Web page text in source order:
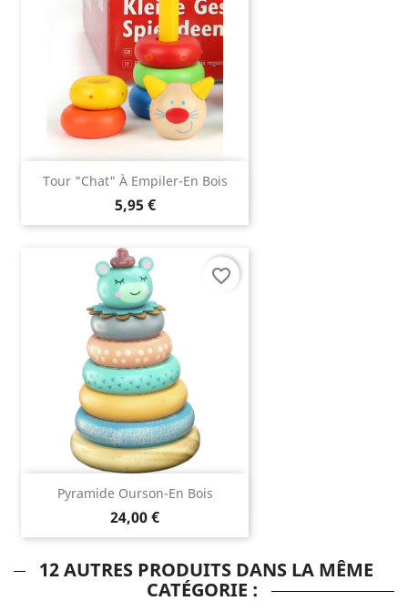
Tour "Chat" À Empiler-En Bois
5,95 €
Pyramide Ourson-En Bois
24,00 €
favorite_border
12 AUTRES PRODUITS DANS LA MÊME
CATÉGORIE :